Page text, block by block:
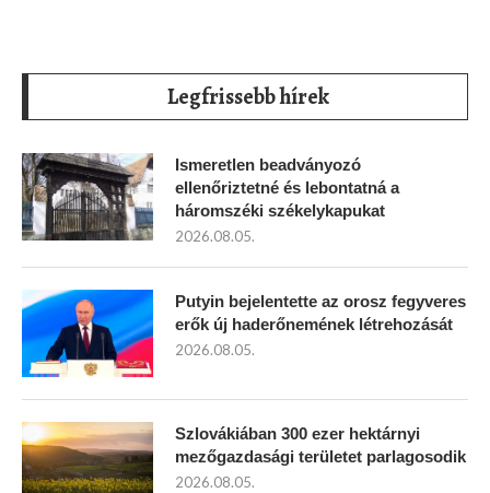
Legfrissebb hírek
Ismeretlen beadványozó
ellenőriztetné és lebontatná a
háromszéki székelykapukat
2026.08.05.
Putyin bejelentette az orosz fegyveres
erők új haderőnemének létrehozását
2026.08.05.
Szlovákiában 300 ezer hektárnyi
mezőgazdasági területet parlagosodik
2026.08.05.